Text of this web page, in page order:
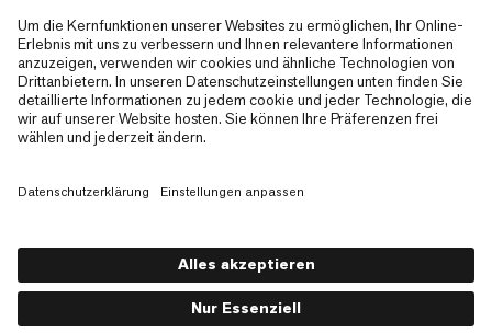
—
Sitemap
Cookies
Impressum